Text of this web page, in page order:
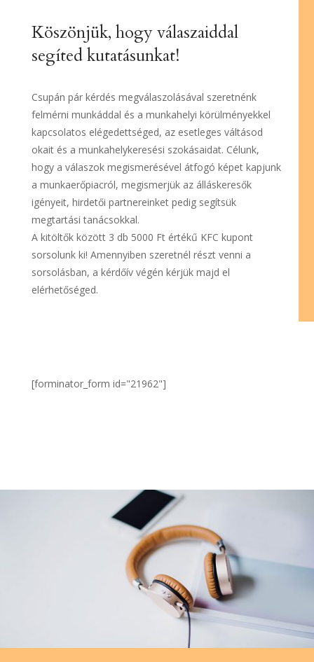
Köszönjük, hogy válaszaiddal
segíted kutatásunkat!
Csupán pár kérdés megválaszolásával szeretnénk
felmérni munkáddal és a munkahelyi körülményekkel
kapcsolatos elégedettséged, az esetleges váltásod
okait és a munkahelykeresési szokásaidat. Célunk,
hogy a válaszok megismerésével átfogó képet kapjunk
a munkaerőpiacról, megismerjük az álláskeresők
igényeit, hirdetői partnereinket pedig segítsük
megtartási tanácsokkal.
A kitöltők között 3 db 5000 Ft értékű KFC kupont
sorsolunk ki! Amennyiben szeretnél részt venni a
sorsolásban, a kérdőív végén kérjük majd el
elérhetőséged.
[forminator_form id="21962"]